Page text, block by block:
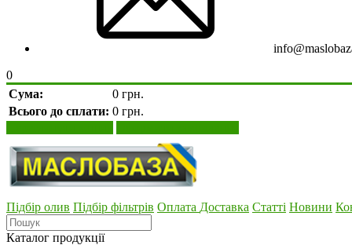
0
Сума:
0 грн.
Всього до сплати: 0 грн.
Підбір олив Підбір фільтрів Оплата Доставка Статті Новини
Каталог продукції